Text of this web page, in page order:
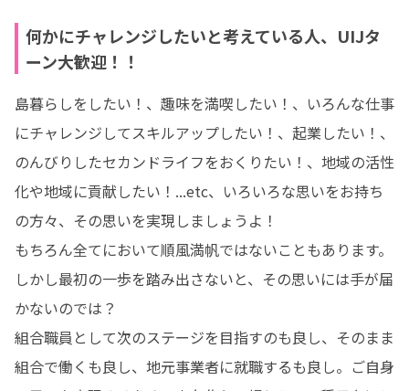
何かにチャレンジしたいと考えている人、UIJタ
ーン大歓迎！！
島暮らしをしたい！、趣味を満喫したい！、いろんな仕事
にチャレンジしてスキルアップしたい！、起業したい！、
のんびりしたセカンドライフをおくりたい！、地域の活性
化や地域に貢献したい！...etc、いろいろな思いをお持ち
の方々、その思いを実現しましょうよ！
もちろん全てにおいて順風満帆ではないこともあります。
しかし最初の一歩を踏み出さないと、その思いには手が届
かないのでは？
組合職員として次のステージを目指すのも良し、そのまま
組合で働くも良し、地元事業者に就職するも良し。ご自身